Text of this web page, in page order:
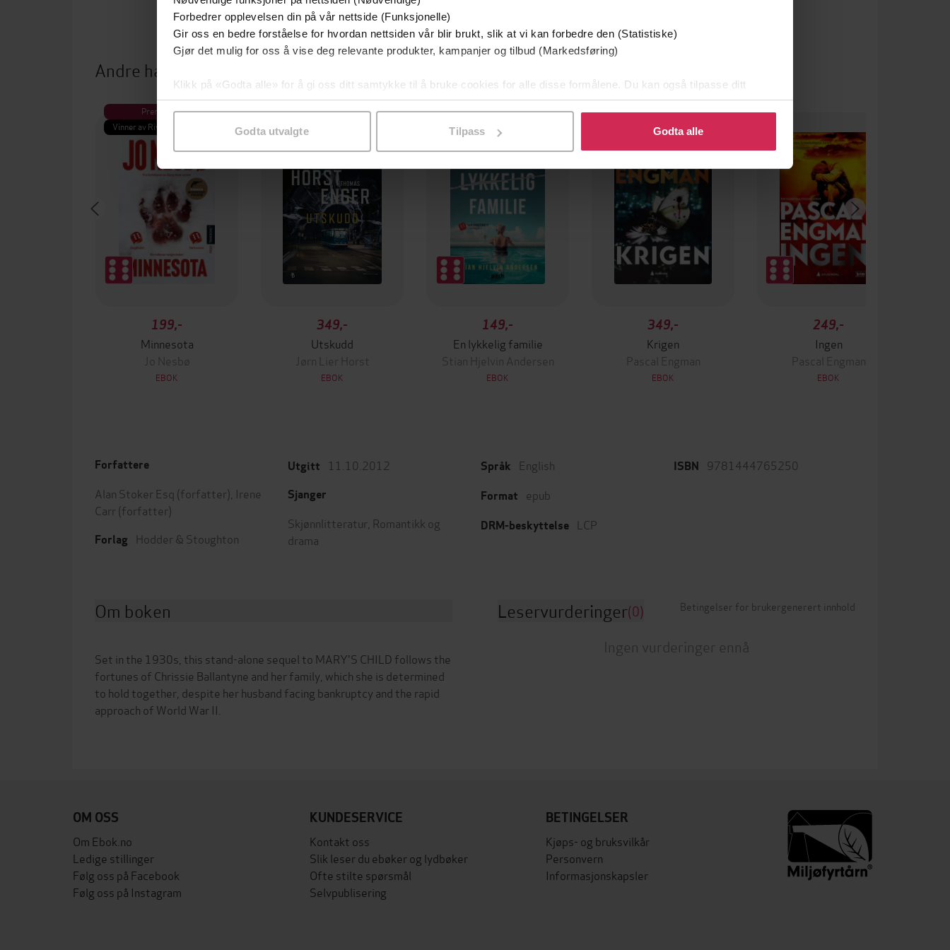
Forbedrer opplevelsen din på vår nettside (Funksjonelle)
Gir oss en bedre forståelse for hvordan nettsiden vår blir brukt, slik at vi kan forbedre den (Statistiske)
Gjør det mulig for oss å vise deg relevante produkter, kampanjer og tilbud (Markedsføring)
Klikk på «Godta alle» for å gi oss ditt samtykke til å bruke cookies for alle disse formålene. Du kan også tilpasse ditt
samtykke til spesifikke formål ved å klikke på «Tilpass». Du kan når som helst trekke tilbake eller endre ditt samtykke.
Godta utvalgte Tilpass Godta alle
Andre har også kjøpt
Premium
Vinner av Rivertonprisen
199,-
Minnesota
Jo Nesbø
EBOK
Premium
Første gang på tilbud
349,-
Utskudd
Jørn Lier Horst
EBOK
Premium
149,-
En lykkelig familie
Stian Hjelvin Andersen
EBOK
349,-
Krigen
Pascal Engman
EBOK
249,-
Ingen
Pascal Engman
EBOK
Forfattere
Alan Stoker Esq (forfatter), Irene
Carr (forfatter)
Forlag Hodder & Stoughton
Utgitt 11.10.2012
Sjanger
Skjønnlitteratur Romantikk og
drama
Språk English
Format epub
DRM-beskyttelse LCP
ISBN 9781444765250
Om boken
Set in the 1930s, this stand-alone sequel to MARY'S CHILD follows the
fortunes of Chrissie Ballantyne and her family, which she is determined
to hold together, despite her husband facing bankruptcy and the rapid
approach of World War II.
Leservurderinger(0) Betingelser for brukergenerert innhold
Ingen vurderinger ennå
OM OSS
Om Ebok.no
Ledige stillinger
Følg oss på Facebook
Følg oss på Instagram
KUNDESERVICE
Kontakt oss
Slik leser du ebøker og lydbøker
Ofte stilte spørsmål
Selvpublisering
BETINGELSER
Kjøps- og bruksvilkår
Personvern
Informasjonskapsler